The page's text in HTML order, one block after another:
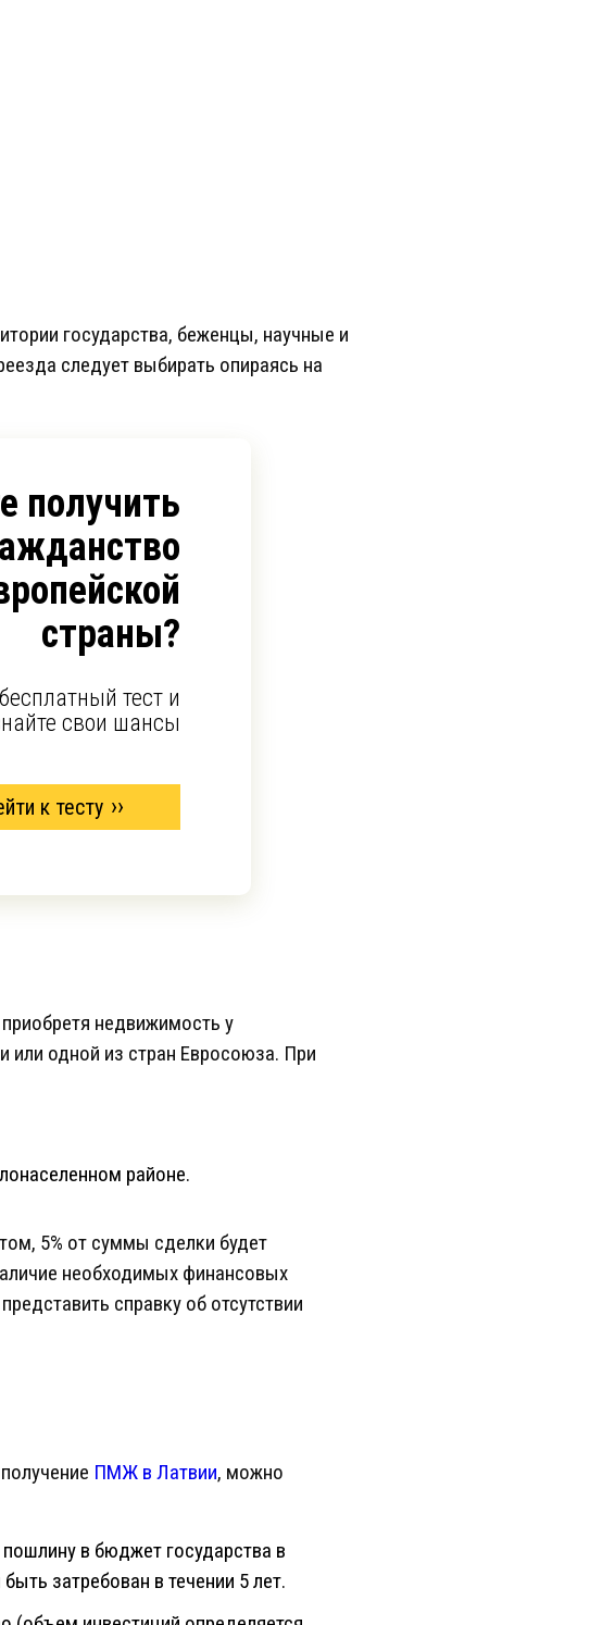
государства, беженцы, научные и
следует выбирать опираясь на
получить
страны?
тест и
свои шансы
к тесту
недвижимость у
или одной из стран Евросоюза. При
районе.
5% от суммы сделки будет
необходимых финансовых
справку об отсутствии
ПМЖ в Латвии, можно
в бюджет государства в
затребован в течении 5 лет.